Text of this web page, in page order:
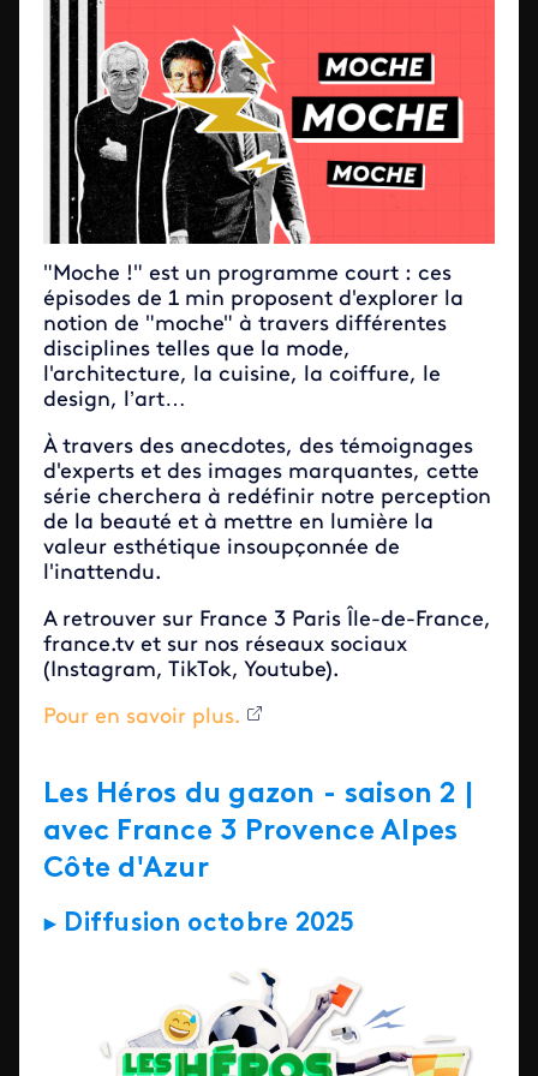
"Moche !" est un programme court : ces
épisodes de 1 min proposent d'explorer la
notion de "moche" à travers différentes
disciplines telles que la mode,
l'architecture, la cuisine, la coiffure, le
design, l’art…
À travers des anecdotes, des témoignages
d'experts et des images marquantes, cette
série cherchera à redéfinir notre perception
de la beauté et à mettre en lumière la
valeur esthétique insoupçonnée de
l'inattendu.
A retrouver sur France 3 Paris Île-de-France,
france.tv et sur nos réseaux sociaux
(Instagram, TikTok, Youtube).
Pour en savoir plus.
Les Héros du gazon - saison 2 |
avec France 3 Provence Alpes
Côte d'Azur
► Diffusion octobre 2025